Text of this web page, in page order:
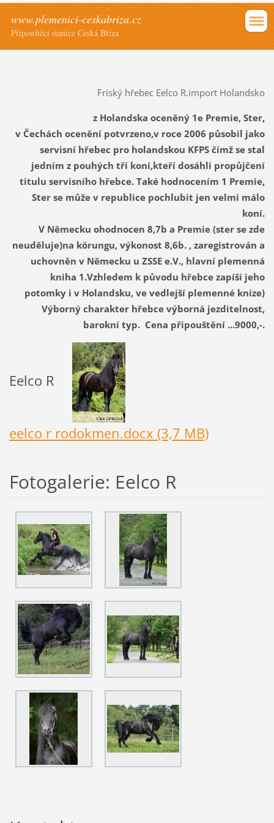
www.plemenici-ceskabriza.cz
Připouštěcí stanice Česká Bříza
Fríský hřebec Eelco R.import Holandsko
z Holandska oceněný 1e Premie, Ster,
v Čechách ocenění potvrzeno,v roce 2006 působil jako
servisní hřebec pro holandskou KFPS čímž se stal
jedním z pouhých tří koní,kteří dosáhli propůjčení
titulu servisního hřebce. Také hodnocením 1 Premie,
Ster se může v republice pochlubit jen velmi málo
koní.
V Německu ohodnocen 8,7b a Premie (ster se zde
neuděluje)na körungu, výkonost 8,6b. , zaregistrován a
uchovněn v Německu u ZSSE e.V., hlavní plemenná
kniha 1.Vzhledem k původu hřebce zapíší jeho
potomky i v Holandsku, ve vedlejší plemenné knize)
Výborný charakter hřebce výborná jezditelnost,
barokní typ. Cena připouštění ...9000,-.
Eelco R
eelco r rodokmen.docx (3,7 MB)
Fotogalerie: Eelco R